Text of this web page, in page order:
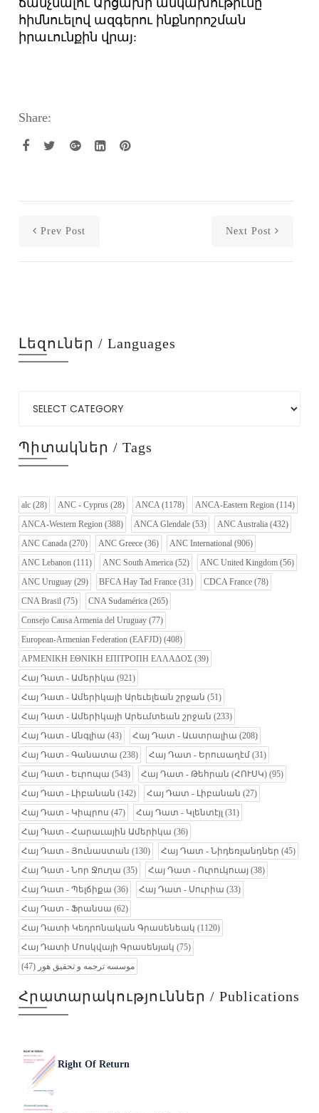
ճանչնալու Արցախի անկախութիւնը`
հիմնուելով ազգերու ինքնորոշման
իրաւունքին վրայ:
Share:
Prev Post Next Post
Լեզուներ / Languages
Պիտակներ / Tags
alc (28) ANC - Cyprus (28) ANCA(1178) ANCA-Eastern Region (114)
ANCA-Western Region (388) ANCA Glendale (53) ANC Australia (432)
ANC Canada (270) ANC Greece (36) ANC International (906)
ANC Lebanon (111) ANC South America (52) ANC United Kingdom (56)
ANC Uruguay (29) BFCA Hay Tad France (31) CDCA France (78)
CNA Brasil (75) CNA Sudamérica (265)
Consejo Causa Armenia del Uruguay (77)
European-Armenian Federation (EAFJD) (408)
ΑΡΜΕΝΙΚΗ ΕΘΝΙΚΗ ΕΠΙΤΡΟΠΗ ΕΛΛΑΔΟΣ (39)
Հայ Դատ - Ամերիկա (921)
Հայ Դատ - Ամերիկայի Արեւելեան շրջան (51)
Հայ Դատ - Ամերիկայի Արեւմտեան շրջան (233)
Հայ Դատ - Անգլիա (43) Հայ Դատ - Աւստրալիա (208)
Հայ Դատ - Գանատա (238) Հայ Դատ - Երուսաղէմ (31)
Հայ Դատ - Եւրոպա (543) Հայ Դատ - Թեհրան (ՀՈՒՍԿ) (95)
Հայ Դատ - Լիբանան (142) Հայ Դատ - Լիբանան (27)
Հայ Դատ - Կիպրոս (47) Հայ Դատ - Կլենտէյլ (31)
Հայ Դատ - Հարաւային Ամերիկա (36)
Հայ Դատ - Յունաստան (130) Հայ Դատ - Նիդեռլանդներ (45)
Հայ Դատ - Նոր Ջուղա (35) Հայ Դատ - Ուրուկուայ (38)
Հայ Դատ - Պելճիքա (36) Հայ Դատ - Սուրիա (33)
Հայ Դատ - Ֆրանսա (62)
Հայ Դատի Կեդրոնական Գրասենեակ (1120)
Հայ Դատի Մոսկվայի Գրասենյակ (75)
موسسه ترجمه و تحقیق هور (47)
Հրատարակություններ / Publications
Right Of Return